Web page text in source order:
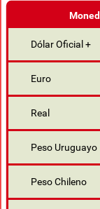
Dólar Oficial +
Euro
Real
Peso Uruguayo
Peso Chileno